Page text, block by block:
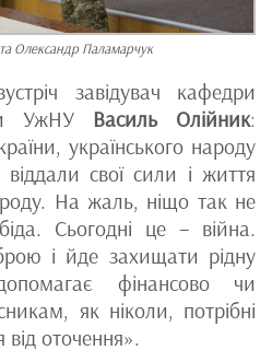
Олександр Паламарчук
завідувач кафедри
УжНУ Василь Олійник:
українського народу
свої сили і життя
На жаль, ніщо так не
Сьогодні це – війна.
і йде захищати рідну
фінансово чи
як ніколи, потрібні
оточення».